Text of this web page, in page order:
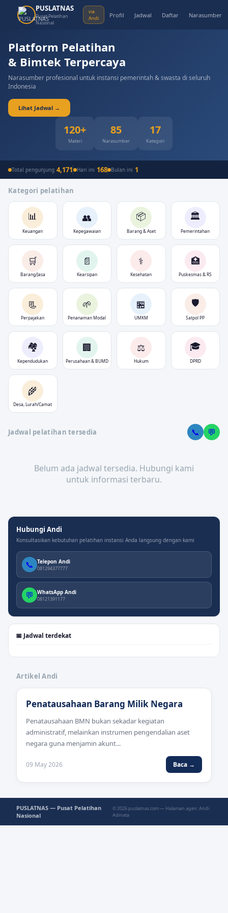
PUSLATNAS
Pusat Pelatihan
Nasional
via
Andi
Profil Jadwal Daftar Narasumber
Platform Pelatihan
& Bimtek Terpercaya
Narasumber profesional untuk instansi pemerintah & swasta di seluruh
Indonesia
Lihat Jadwal →
120+
Materi
85
Narasumber
17
Kategori
Total pengunjung 4,171 Hari ini 168 Bulan ini 1
Kategori pelatihan
📊
Keuangan
👥
Kepegawaian
📦
Barang & Aset
🏛️
Pemerintahan
🛒
Barang/Jasa
📄
Kearsipan
⚕️
Kesehatan
🏥
Puskesmas & RS
📃
Perpajakan
🌱
Penanaman Modal
🏪
UMKM
🛡️
Satpol PP
🏘️
Kependudukan
🏢
Perusahaan & BUMD
⚖️
Hukum
🎓
DPRD
🌾
Desa, Lurah/Camat
Jadwal pelatihan tersedia 📞 💬
Belum ada jadwal tersedia. Hubungi kami
untuk informasi terbaru.
Hubungi Andi
Konsultasikan kebutuhan pelatihan instansi Anda langsung dengan kami
📞 Telepon Andi
081294377777
💬 WhatsApp Andi
08121391177
📅 Jadwal terdekat
Artikel Andi
Penatausahaan Barang Milik Negara
Penatausahaan BMN bukan sekadar kegiatan
administratif, melainkan instrumen pengendalian aset
negara guna menjamin akunt...
09 May 2026 Baca →
PUSLATNAS — Pusat Pelatihan
Nasional
© 2026 puslatnas.com — Halaman agen: Andi
Adinata